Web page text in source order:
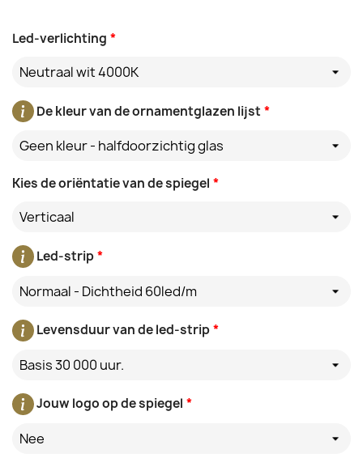
*
Led-verlichting
Neutraal wit 4000K
*
De kleur van de ornamentglazen lijst
Geen kleur - halfdoorzichtig glas
*
Kies de oriëntatie van de spiegel
Verticaal
*
Led-strip
Normaal - Dichtheid 60led/m
*
Levensduur van de led-strip
Basis 30 000 uur.
*
Jouw logo op de spiegel
Nee